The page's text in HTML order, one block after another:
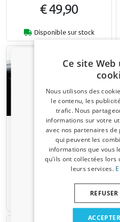
€ 49,90
Disponible sur stock
Harnais pour chien voiture
Allsafe Comfort XL
Disponible sur stock
Ce site
Nous utilisons des
le contenu, les
trafic. Nous
informations sur votre
avec nos partenaires
qui peuvent les
informations que vous
qu'ils ont collectées lors
leurs services.
Un code de
Inscrivez-vous dès
newsletter et profitez-
valable 3 jours.
Adresse email